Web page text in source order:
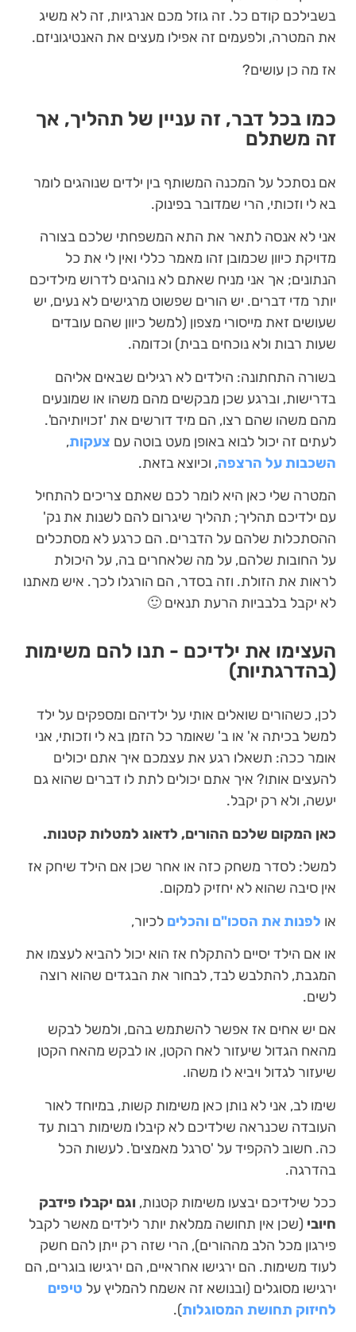
בשבילכם קודם כל. זה גוזל מכם אנרגיות, זה לא משיג
את המטרה, ולפעמים זה אפילו מעצים את האנטיגוניזם.
אז מה כן עושים?
כמו בכל דבר, זה עניין של תהליך, אך
זה משתלם
אם נסתכל על המכנה המשותף בין ילדים שנוהגים לומר
בא לי וזכותי, הרי שמדובר בפינוק.
אני לא אנסה לתאר את התא המשפחתי שלכם בצורה
מדויקת כיוון שכמובן זהו מאמר כללי ואין לי את כל
הנתונים; אך אני מניח שאתם לא נוהגים לדרוש מילדיכם
יותר מדי דברים. יש הורים שפשוט מרגישים לא נעים, יש
שעושים זאת מייסורי מצפון (למשל כיוון שהם עובדים
שעות רבות ולא נוכחים בבית) וכדומה.
בשורה התחתונה: הילדים לא רגילים שבאים אליהם
בדרישות, וברגע שכן מבקשים מהם משהו או שמונעים
מהם משהו שהם רצו, הם מיד דורשים את 'זכויותיהם'.
לעתים זה יכול לבוא באופן מעט בוטה עם צעקות,
השכבות על הרצפה, וכיוצא בזאת.
המטרה שלי כאן היא לומר לכם שאתם צריכים להתחיל
עם ילדיכם תהליך; תהליך שיגרום להם לשנות את נק'
ההסתכלות שלהם על הדברים. הם כרגע לא מסתכלים
על החובות שלהם, על מה שלאחרים בה, על היכולת
לראות את הזולת. וזה בסדר, הם הורגלו לכך. איש מאתנו
לא יקבל בלבביות הרעת תנאים 🙂
העצימו את ילדיכם - תנו להם משימות
(בהדרגתיות)
לכן, כשהורים שואלים אותי על ילדיהם ומספקים על ילד
למשל בכיתה א' או ב' שאומר כל הזמן בא לי וזכותי, אני
אומר ככה: תשאלו רגע את עצמכם איך אתם יכולים
להעצים אותו? איך אתם יכולים לתת לו דברים שהוא גם
יעשה, ולא רק יקבל.
כאן המקום שלכם ההורים, לדאוג למטלות קטנות.
למשל: לסדר משחק כזה או אחר שכן אם הילד שיחק אז
אין סיבה שהוא לא יחזיק למקום.
או לפנות את הסכו"ם והכלים לכיור,
או אם הילד יסיים להתקלח אז הוא יכול להביא לעצמו את
המגבת, להתלבש לבד, לבחור את הבגדים שהוא רוצה
לשים.
אם יש אחים אז אפשר להשתמש בהם, ולמשל לבקש
מהאח הגדול שיעזור לאח הקטן, או לבקש מהאח הקטן
שיעזור לגדול ויביא לו משהו.
שימו לב, אני לא נותן כאן משימות קשות, במיוחד לאור
העובדה שכנראה שילדיכם לא קיבלו משימות רבות עד
כה. חשוב להקפיד על 'סרגל מאמצים'. לעשות הכל
בהדרגה.
ככל שילדיכם יבצעו משימות קטנות, וגם יקבלו פידבק
חיובי (שכן אין תחושה ממלאת יותר לילדים מאשר לקבל
פירגון מכל הלב מההורים), הרי שזה רק ייתן להם חשק
לעוד משימות. הם ירגישו אחראיים, הם ירגישו בוגרים, הם
ירגישו מסוגלים (ובנושא זה אשמח להמליץ על טיפים
לחיזוק תחושת המסוגלות).